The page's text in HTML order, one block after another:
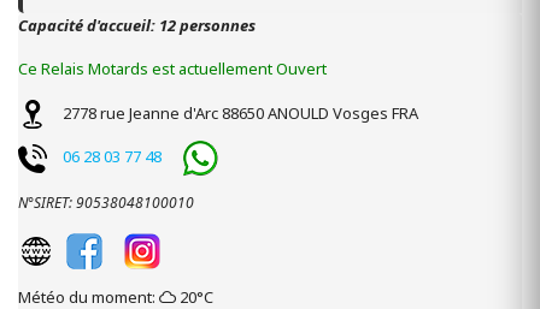
Capacité d'accueil: 12 personnes
Ce Relais Motards est actuellement Ouvert
2778 rue Jeanne d'Arc88650ANOULD Vosges FRA
06 28 03 77 48
N°SIRET: 90538048100010
Météo du moment: 20°C